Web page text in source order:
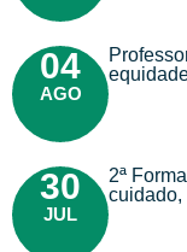
04
AGO
30
JUL
2ª
cuidado,